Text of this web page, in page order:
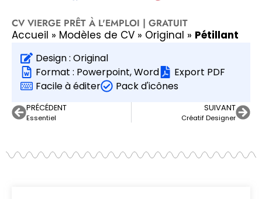
CV VIERGE PRÊT À L'EMPLOI | GRATUIT
Accueil » Modèles de CV » Original » Pétillant
Design : Original
Format : Powerpoint,Word
Export PDF
Facile à éditer
Pack d'icônes
PRÉCÉDENT
Essentiel
SUIVANT
Créatif Designer